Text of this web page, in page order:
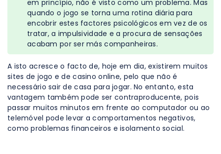
em princípio, não é visto como um problema. Mas
quando o jogo se torna uma rotina diária para
encobrir estes factores psicológicos em vez de os
tratar, a impulsividade e a procura de sensações
acabam por ser más companheiras.
A isto acresce o facto de, hoje em dia, existirem muitos
sites de jogo e de casino online, pelo que não é
necessário sair de casa para jogar. No entanto, esta
vantagem também pode ser contraproducente, pois
passar muitos minutos em frente ao computador ou ao
telemóvel pode levar a comportamentos negativos,
como problemas financeiros e isolamento social.